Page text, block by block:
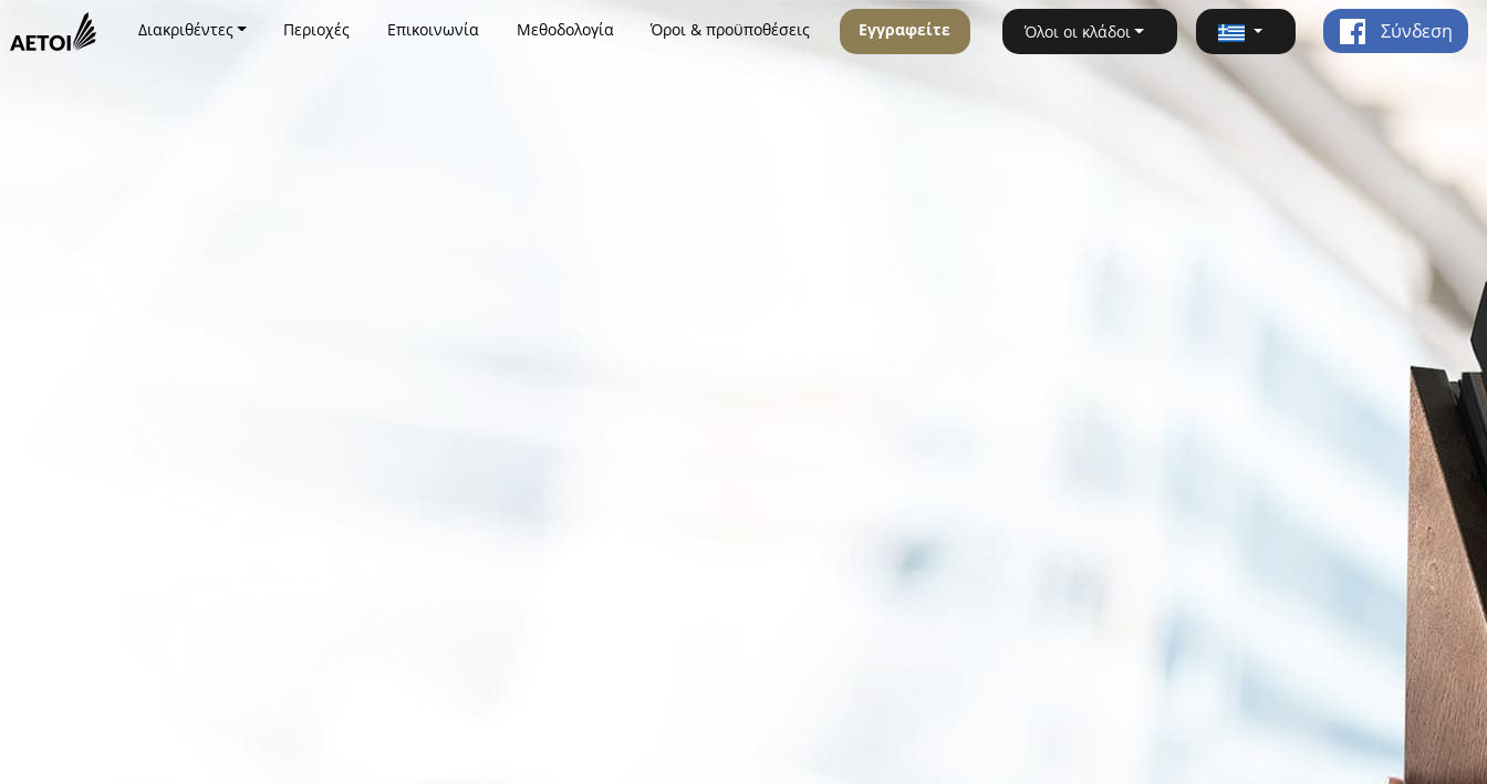
Διακριθέντες Περιοχές Επικοινωνία Μεθοδολογία Όροι & προϋποθέσεις Εγγραφείτε Όλοι οι κλάδοι Σύνδεση